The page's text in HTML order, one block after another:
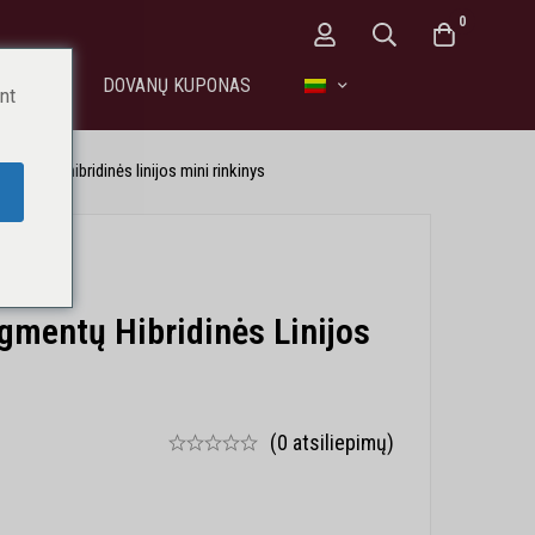
0
DOVANŲ KUPONAS
hibridinės linijos mini rinkinys
Hibridinės Linijos
(0 atsiliepimų)